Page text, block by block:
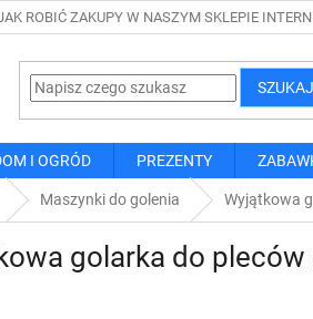
ROBIĆ ZAKUPY W NASZYM SKLEPIE
SZUKAJ
I OGRÓD PREZENTY
Maszynki do golenia Wyjątkowa
golarka do